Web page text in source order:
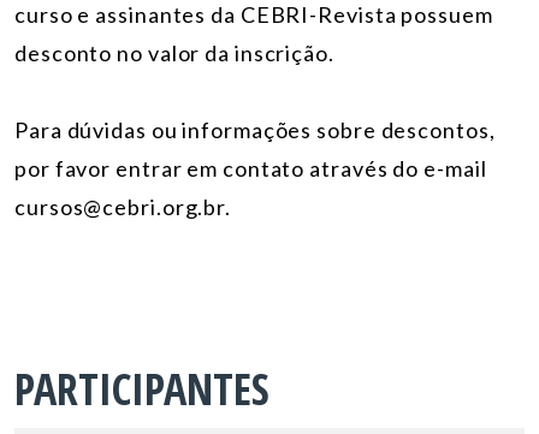
curso e assinantes da CEBRI-Revista possuem
desconto no valor da inscrição.
Para dúvidas ou informações sobre descontos,
por favor entrar em contato através do e-mail
cursos@cebri.org.br.
PARTICIPANTES